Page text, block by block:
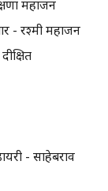
महाजन
- रश्मी महाजन
- साहेबराव